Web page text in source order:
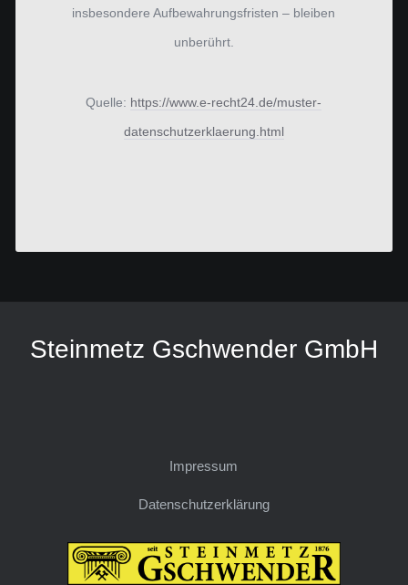
insbesondere Aufbewahrungsfristen – bleiben
unberührt.
Quelle: https://www.e-recht24.de/muster-
datenschutzerklaerung.html
Steinmetz Gschwender GmbH
Impressum
Datenschutzerklärung